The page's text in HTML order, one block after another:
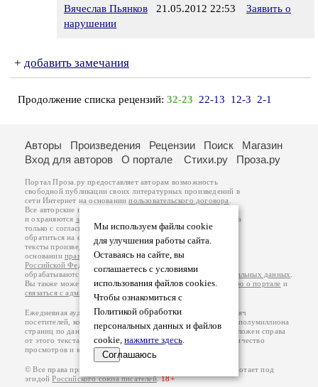
Вячеслав Пьянков 21.05.2012 22:53
Заявить о
нарушении
+ добавить замечания
Продолжение списка рецензий: 32-23 22-13 12-3 2-1
Мы используем файлы cookie
для улучшения работы сайта.
Оставаясь на сайте, вы
соглашаетесь с условиями
использования файлов cookies.
Чтобы ознакомиться с
Политикой обработки
персональных данных и файлов
cookie, нажмите здесь.
Соглашаюсь
Авторы Произведения Рецензии Поиск
Магазин
Вход для авторов
О портале Стихи.ру Проза.ру
Портал Проза.ру предоставляет авторам возможность
свободной публикации своих литературных произведений в
сети Интернет на основаниипользовательского договора
Все авторские права на произведения принадлежат авторам
и охраняются законом
. Перепечатка произведений возможна
только с согласия его автора, к которому вы можете
обратиться на его авторской странице. Ответственность за
тексты произведений авторы несут самостоятельно на
основанииправил публикацииизаконодательства
Российской Федерации
обрабатываются на основанииПолитики обработки персональных данных
Вы также можете посмотреть более подробнуюинформацию о портале и
связаться с администрацией
Ежедневная аудитория портала Проза.ру – порядка 100 тысяч
посетителей, которые в общей сумме просматривают более полумиллиона
страниц по данным счетчика посещаемости, который расположен справа
от этого текста. В каждой графе указано по две цифры: количество
просмотров и количество посетителей.
© Все права принадлежат авторам, 2000-2026. Портал работает под
эгидойРоссийского союза писателей.18+